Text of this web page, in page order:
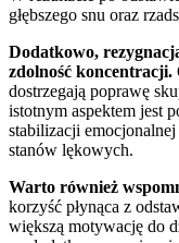
głębszego snu oraz
Dodatkowo,
zdolność koncentracji.
dostrzegają poprawę
istotnym aspektem jest
stabilizacji
stanów lękowych.
Warto również
korzyść płynąca z
większą motywację do